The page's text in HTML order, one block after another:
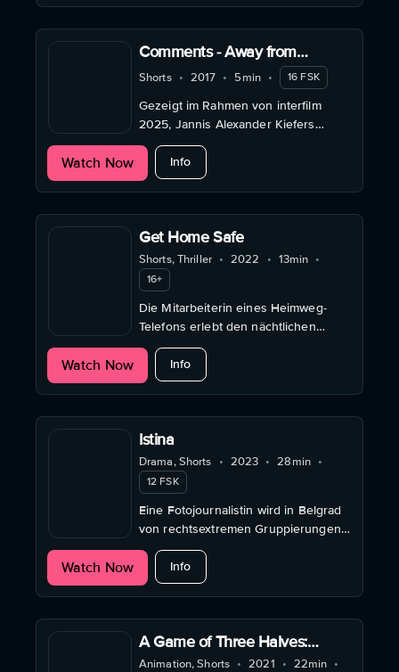
Comments - Away from
keyboard
Shorts • 2017 • 5min • 16 FSK
Gezeigt im Rahmen von interfilm
2025, Jannis Alexander Kiefers
Kurzfilm wirft eine Blick auf das
digitale Erbe Deutschlands.
Watch Now Infoabout Comments - Away from
Get Home Safe
Shorts, Thriller • 2022 • 13min •
16+
Die Mitarbeiterin eines Heimweg-
Telefons erlebt den nächtlichen
Horror einer jungen Frau, die auf
ihrem Nachhauseweg von einem
Fremden verfolgt wird.
Watch Now Infoabout Get Home Safe
Istina
Drama, Shorts • 2023 • 28min •
12 FSK
Eine Fotojournalistin wird in Belgrad
von rechtsextremen Gruppierungen
bedroht, woraufhin sie mit ihrer
Tochter nach Deutschland flieht.
Watch Now Infoabout Istina
A Game of Three Halves:
Where the F%*ck Is Hamish?
Animation, Shorts • 2021 • 22min •